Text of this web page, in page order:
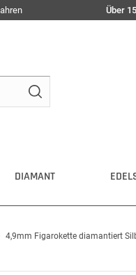
Über
DIAMANT
4,9mm Figarokette diamantiert